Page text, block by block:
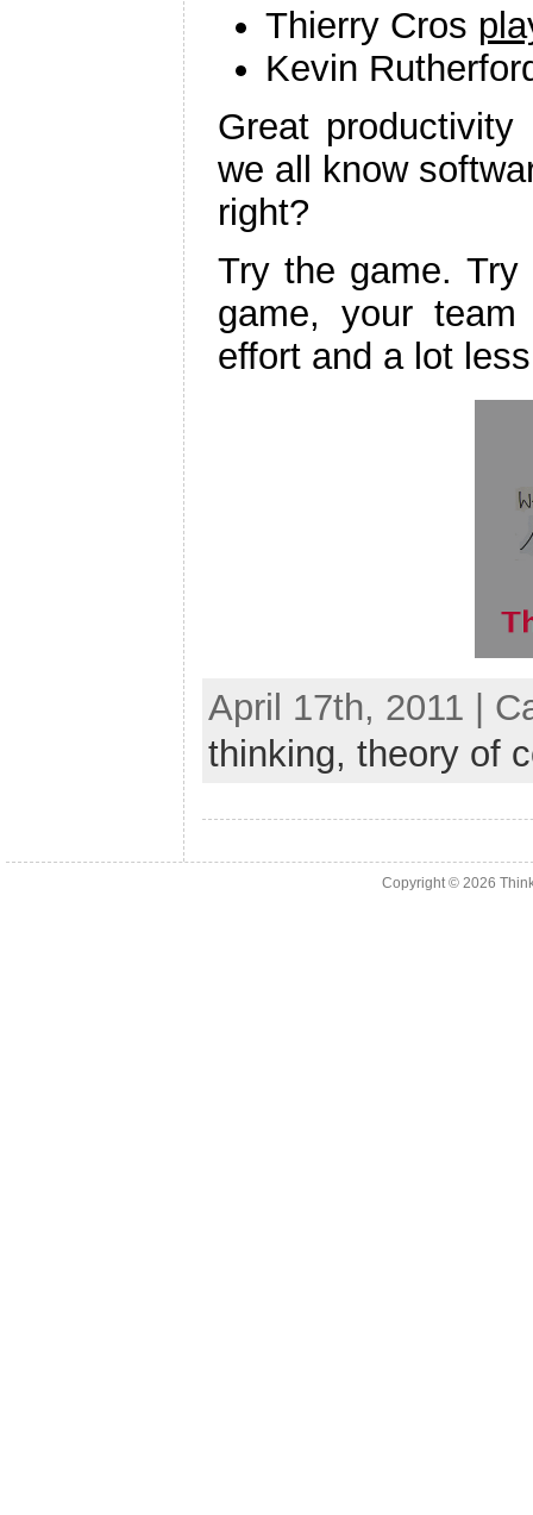
Thierry Cros
Kevin
Great
we all know
right?
Try the game.
game, your
effort and a lot
April 17th, 2011 |
thinking, theory of
Copyright © 2026